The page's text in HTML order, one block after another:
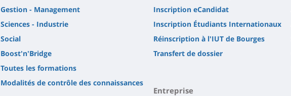
Gestion - Management
Sciences - Industrie
Social
Boost'n'Bridge
Toutes les formations
Modalités de contrôle des connaissances
Inscription eCandidat
Inscription Étudiants Internationaux
Réinscription à l'IUT de Bourges
Transfert de dossier
Entreprise